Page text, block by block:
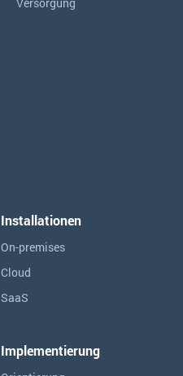
Installationen
On-premises
Cloud
SaaS
Implementierung